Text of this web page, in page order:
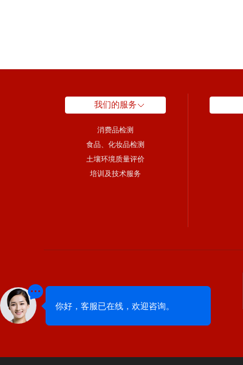
我们的服务
消费品检测
食品、化妆品检测
土壤环境质量评价
培训及技术服务